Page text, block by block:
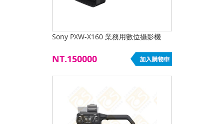
Sony PXW-X160 業務用數位攝影機
NT.150000